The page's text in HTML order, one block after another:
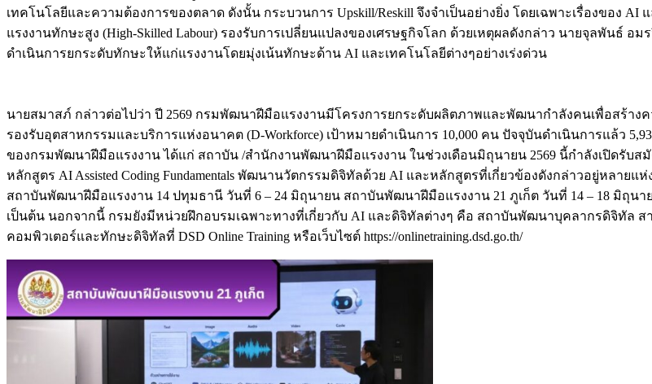
เทคโนโลยีและความต้องการของตลาด ดังนั้น กระบวนการ Upskill/Reskill จึงจำเป็นอย่างยิ่ง โดยเฉพาะเรื่องของ AI
แรงงานทักษะสูง (High-Skilled Labour) รองรับการเปลี่ยนแปลงของเศรษฐกิจโลก ด้วยเหตุผลดังกล่าว นายจุลพันธ์
ดำเนินการยกระดับทักษะให้แก่แรงงานโดยมุ่งเน้นทักษะด้าน AI และเทคโนโลยีต่างๆอย่างเร่งด่วน
นายสมาสภ์ กล่าวต่อไปว่า ปี 2569 กรมพัฒนาฝีมือแรงงานมีโครงการยกระดับผลิตภาพและพัฒนากำลังคนเพื่อสร้
รองรับอุตสาหกรรมและบริการแห่งอนาคต (D-Workforce) เป้าหมายดำเนินการ 10,000 คน ปัจจุบันดำเนินการแล้ว
ของกรมพัฒนาฝีมือแรงงาน ได้แก่ สถาบัน /สำนักงานพัฒนาฝีมือแรงงาน ในช่วงเดือนมิถุนายน 2569 นี้กำลังเปิดรับส
หลักสูตร AI Assisted Coding Fundamentals พัฒนานวัตกรรมดิจิทัลด้วย AI และหลักสูตรที่เกี่ยวข้องดังกล่าวอยู่หลา
สถาบันพัฒนาฝีมือแรงงาน 14 ปทุมธานี วันที่ 6 – 24 มิถุนายน สถาบันพัฒนาฝีมือแรงงาน 21 ภูเก็ต วันที่ 14 – 18 มิถุ
เป็นต้น นอกจากนี้ กรมยังมีหน่วยฝึกอบรมเฉพาะทางที่เกี่ยวกับ AI และดิจิทัลต่างๆ คือ สถาบันพัฒนาบุคลากรดิจิทัล ส
คอมพิวเตอร์และทักษะดิจิทัลที่ DSD Online Training หรือเว็บไซต์ https://onlinetraining.dsd.go.th/